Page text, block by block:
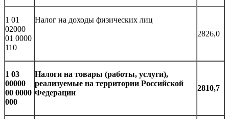
1 01
02000
01 0000
110
Налог на доходы физических лиц
2826,0
1 03
00000
00 0000
000
Налоги на товары (работы, услуги),
реализуемые на территории Российской
Федерации
2810,7